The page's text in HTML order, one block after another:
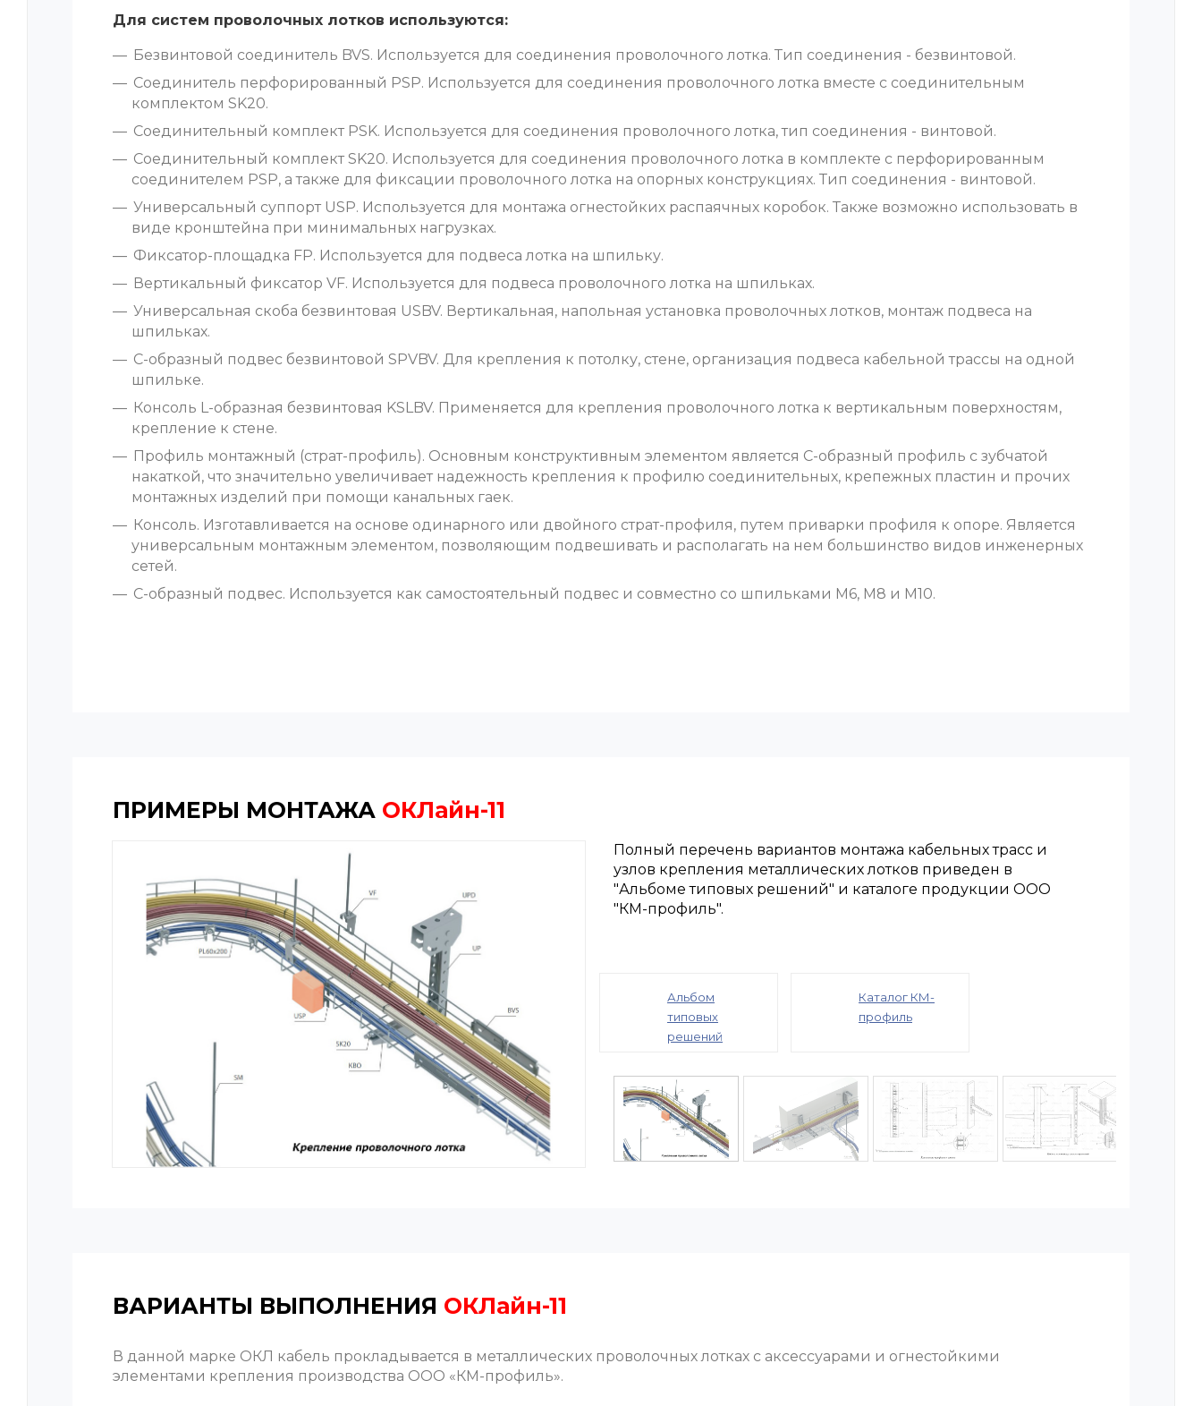
Для систем проволочных лотков используются:
Безвинтовой соединитель BVS. Используется для соединения проволочного лотка. Тип соединения - безвинтовой.
Соединитель перфорированный PSP. Используется для соединения проволочного лотка вместе с соединительным
комплектом SK20.
Соединительный комплект PSK. Используется для соединения проволочного лотка, тип соединения - винтовой.
Соединительный комплект SK20. Используется для соединения проволочного лотка в комплекте с перфорированным
соединителем PSP, а также для фиксации проволочного лотка на опорных конструкциях. Тип соединения - винтовой.
Универсальный суппорт USP. Используется для монтажа огнестойких распаячных коробок. Также возможно использовать в
виде кронштейна при минимальных нагрузках.
Фиксатор-площадка FP. Используется для подвеса лотка на шпильку.
Вертикальный фиксатор VF. Используется для подвеса проволочного лотка на шпильках.
Универсальная скоба безвинтовая USBV. Вертикальная, напольная установка проволочных лотков, монтаж подвеса на
шпильках.
С-образный подвес безвинтовой SPVBV. Для крепления к потолку, стене, организация подвеса кабельной трассы на одной
шпильке.
Консоль L-образная безвинтовая KSLBV. Применяется для крепления проволочного лотка к вертикальным поверхностям,
крепление к стене.
Профиль монтажный (страт-профиль). Основным конструктивным элементом является С-образный профиль с зубчатой
накаткой, что значительно увеличивает надежность крепления к профилю соединительных, крепежных пластин и прочих
монтажных изделий при помощи канальных гаек.
Консоль. Изготавливается на основе одинарного или двойного страт-профиля, путем приварки профиля к опоре. Является
универсальным монтажным элементом, позволяющим подвешивать и располагать на нем большинство видов инженерных
сетей.
С-образный подвес. Используется как самостоятельный подвес и совместно со шпильками M6, М8 и М10.
ПРИМЕРЫ МОНТАЖА ОКЛайн-11
Полный перечень вариантов монтажа кабельных трасс и
узлов крепления металлических лотков приведен в
"Альбоме типовых решений" и каталоге продукции ООО
"КМ-профиль".
Альбом
типовых
решений
Каталог КМ-
профиль
ВАРИАНТЫ ВЫПОЛНЕНИЯ ОКЛайн-11
В данной марке ОКЛ кабель прокладывается в металлических проволочных лотках с аксессуарами и огнестойкими
элементами крепления производства ООО «КМ-профиль».